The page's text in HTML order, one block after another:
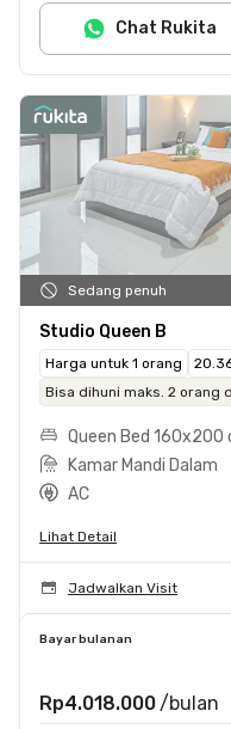
Chat Rukita
Sedang penuh
Studio Queen B
Harga untuk 1 orang
Bisa dihuni maks. 2 orang
Queen Bed 160x200
Kamar Mandi Dalam
AC
Lihat Detail
Jadwalkan Visit
Bayar bulanan
Rp4.018.000 /bulan